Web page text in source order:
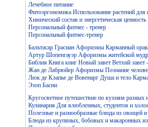
Лечебное питание
Фитоэргономика Использование растений
Химический состав и энергетическая
Персональный фитнес - тренер
Персональный фитнес-тренер
Бальтасар Грасиан Афоризмы Карманный
Артур Шопенгауэр Афоризмы житейской
Библия Книга книг Новый завет Ветхий завет
Жан де Лабрюйер Афоризмы Познание
Люк де Клапье де Вовенарг Душа и тело
Эзоп Басни
Кругосветное путешествие по кухням разных
Кулинария Для влюбленных, студентов и
Полезные и разнообразные блюда из овощей
Блюда из крупяных, бобовых и макаронных